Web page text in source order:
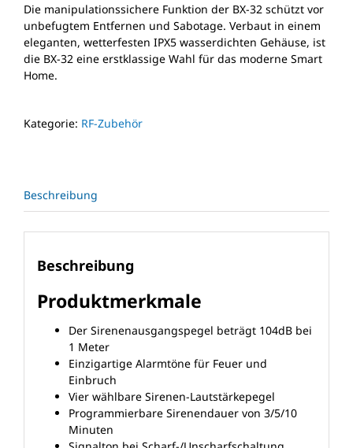
Die manipulationssichere Funktion der BX-32 schützt vor
unbefugtem Entfernen und Sabotage. Verbaut in einem
eleganten, wetterfesten IPX5 wasserdichten Gehäuse, ist
die BX-32 eine erstklassige Wahl für das moderne Smart
Home.
Kategorie: RF-Zubehör
Beschreibung
Beschreibung
Produktmerkmale
Der Sirenenausgangspegel beträgt 104dB bei
1 Meter
Einzigartige Alarmtöne für Feuer und
Einbruch
Vier wählbare Sirenen-Lautstärkepegel
Programmierbare Sirenendauer von 3/5/10
Minuten